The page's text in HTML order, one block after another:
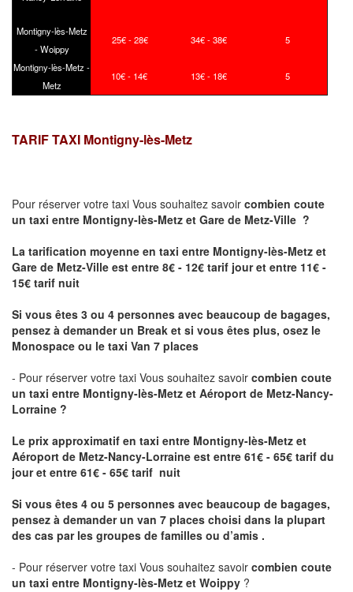
Montigny-lès-Metz
- Woippy
25€ - 28€ 34€ - 38€ 5
Montigny-lès-Metz -
Metz
10€ - 14€ 13€ - 18€ 5
TARIF TAXI Montigny-lès-Metz
Pour réserver votre taxi Vous souhaitez savoir combien coute
un taxi entre Montigny-lès-Metz et Gare de Metz-Ville ?
La tarification moyenne en taxi entre Montigny-lès-Metz et
Gare de Metz-Ville est entre 8€ - 12€ tarif jour et entre 11€ -
15€ tarif nuit
Si vous êtes 3 ou 4 personnes avec beaucoup de bagages,
pensez à demander un Break et si vous êtes plus, osez le
Monospace ou le taxi Van 7 places
- Pour réserver votre taxi Vous souhaitez savoir combien coute
un taxi entre Montigny-lès-Metz et Aéroport de Metz-Nancy-
Lorraine ?
Le prix approximatif en taxi entre Montigny-lès-Metz et
Aéroport de Metz-Nancy-Lorraine est entre 61€ - 65€ tarif du
jour et entre 61€ - 65€ tarif nuit
Si vous êtes 4 ou 5 personnes avec beaucoup de bagages,
pensez à demander un van 7 places choisi dans la plupart
des cas par les groupes de familles ou d’amis .
- Pour réserver votre taxi Vous souhaitez savoir combien coute
un taxi entre Montigny-lès-Metz et Woippy ?